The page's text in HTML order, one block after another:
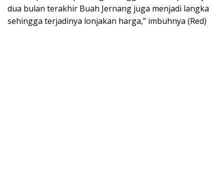
dua bulan terakhir Buah Jernang juga menjadi langka
sehingga terjadinya lonjakan harga,” imbuhnya (Red)